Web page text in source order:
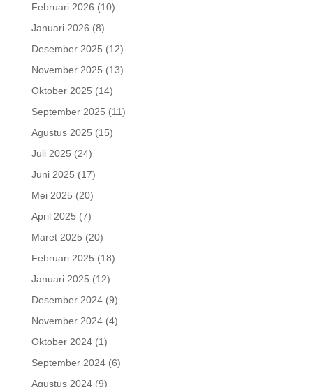
Februari 2026 (10)
Januari 2026 (8)
Desember 2025 (12)
November 2025 (13)
Oktober 2025 (14)
September 2025 (11)
Agustus 2025 (15)
Juli 2025 (24)
Juni 2025 (17)
Mei 2025 (20)
April 2025 (7)
Maret 2025 (20)
Februari 2025 (18)
Januari 2025 (12)
Desember 2024(9)
November 2024(4)
Oktober 2024(1)
September 2024(6)
Agustus 2024(9)